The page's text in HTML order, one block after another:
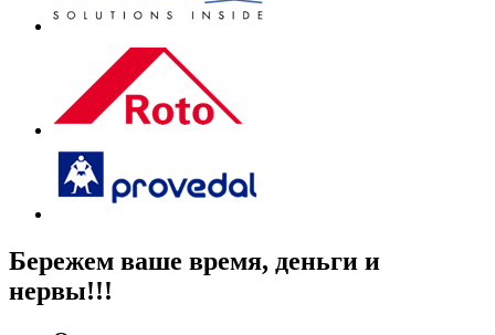
Бережем ваше время, деньги и
нервы!!!